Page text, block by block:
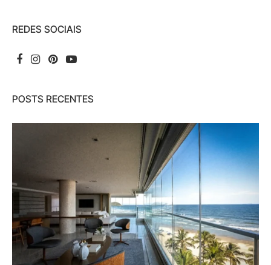
REDES SOCIAIS
POSTS RECENTES